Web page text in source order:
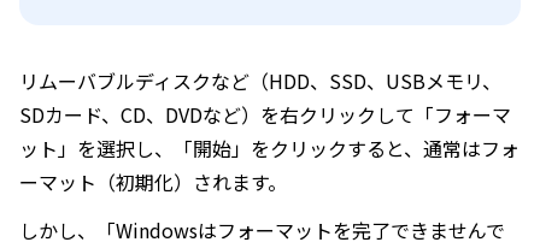
リムーバブルディスクなど（HDD、SSD、USBメモリ、
SDカード、CD、DVDなど）を右クリックして「フォーマ
ット」を選択し、「開始」をクリックすると、通常はフォ
ーマット（初期化）されます。
しかし、「Windowsはフォーマットを完了できませんで